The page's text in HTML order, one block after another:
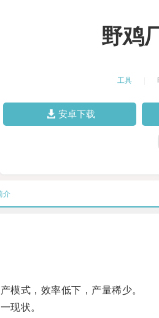
野鸡
工具
安卓下载
介
式，效率低下，产量稀少。
现状。